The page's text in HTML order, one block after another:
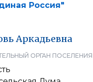
Россия"
Аркадьевна
ОРГАН ПОСЕЛЕНИЯ